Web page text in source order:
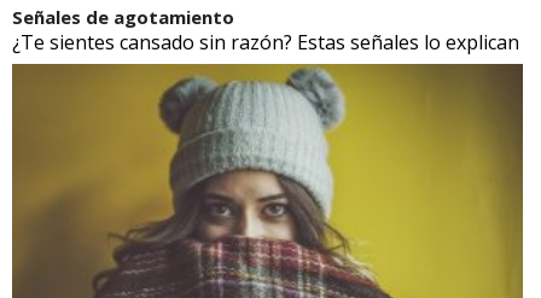
Señales de agotamiento
¿Te sientes cansado sin razón? Estas señales lo explican